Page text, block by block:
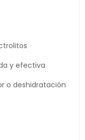
y efectiva
o deshidratación